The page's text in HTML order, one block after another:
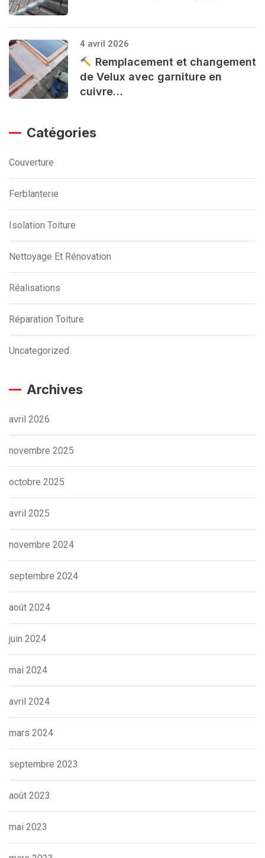
4 avril 2026
Remplacement et changement
de Velux avec garniture en
cuivre…
Catégories
Couverture
Ferblanterie
Isolation Toiture
Nettoyage Et Rénovation
Réalisations
Réparation Toiture
Uncategorized
Archives
avril 2026
novembre 2025
octobre 2025
avril 2025
novembre 2024
septembre 2024
août 2024
juin 2024
mai 2024
avril 2024
mars 2024
septembre 2023
août 2023
mai 2023